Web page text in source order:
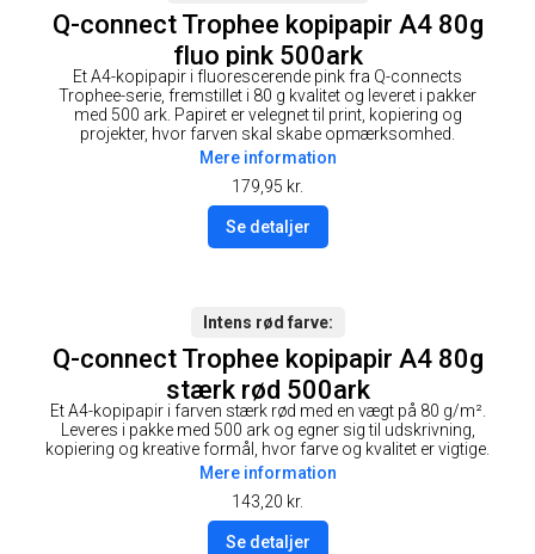
Q-connect Trophee kopipapir A4 80g
fluo pink 500ark
Et A4-kopipapir i fluorescerende pink fra Q-connects
Trophee-serie, fremstillet i 80 g kvalitet og leveret i pakker
med 500 ark. Papiret er velegnet til print, kopiering og
projekter, hvor farven skal skabe opmærksomhed.
179,95 kr.
Se detaljer
Mere information
Intens rød farve
Q-connect Trophee kopipapir A4 80g
stærk rød 500ark
Et A4-kopipapir i farven stærk rød med en vægt på 80 g/m².
Leveres i pakke med 500 ark og egner sig til udskrivning,
kopiering og kreative formål, hvor farve og kvalitet er vigtige.
143,20 kr.
Se detaljer
Mere information